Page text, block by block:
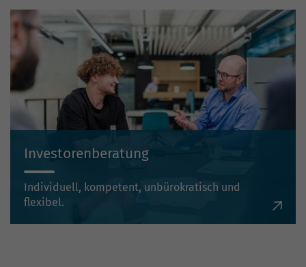
Investorenberatung
Individuell, kompetent, unbürokratisch und
flexibel.